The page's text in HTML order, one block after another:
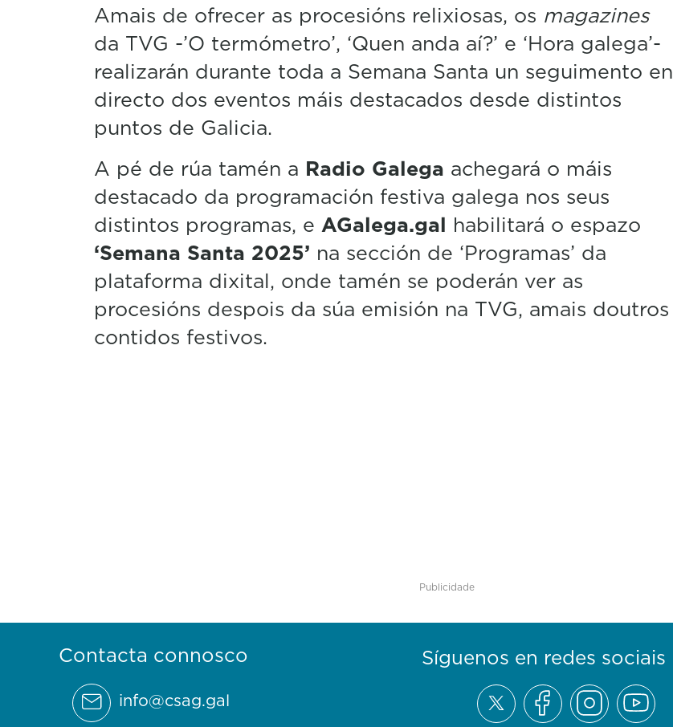
Amais de ofrecer as procesións relixiosas, os magazines
da TVG -’O termómetro’, ‘Quen anda aí?’ e ‘Hora galega’-
realizarán durante toda a Semana Santa un seguimento en
directo dos eventos máis destacados desde distintos
puntos de Galicia.
A pé de rúa tamén a Radio Galega achegará o máis
destacado da programación festiva galega nos seus
distintos programas, e AGalega.gal habilitará o espazo
‘Semana Santa 2025’ na sección de ‘Programas’ da
plataforma dixital, onde tamén se poderán ver as
procesións despois da súa emisión na TVG, amais doutros
contidos festivos.
Publicidade
Contacta connosco
info@csag.gal
Síguenos en redes sociais